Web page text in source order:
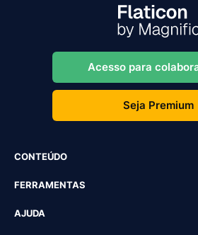
Acesso para
Seja Premium
CONTEÚDO
FERRAMENTAS
AJUDA